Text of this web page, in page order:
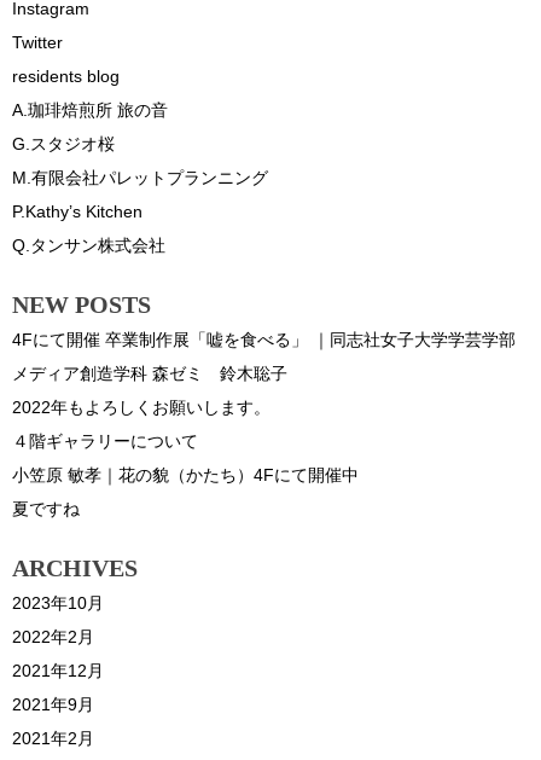
Instagram
Twitter
residents blog
A.珈琲焙煎所 旅の音
G.スタジオ桜
M.有限会社パレットプランニング
P.Kathy’s Kitchen
Q.タンサン株式会社
NEW POSTS
4Fにて開催 卒業制作展「嘘を食べる」 ｜同志社女子大学学芸学部
メディア創造学科 森ゼミ 鈴木聡子
2022年もよろしくお願いします。
４階ギャラリーについて
小笠原 敏孝｜花の貌（かたち）4Fにて開催中
夏ですね
ARCHIVES
2023年10月
2022年2月
2021年12月
2021年9月
2021年2月